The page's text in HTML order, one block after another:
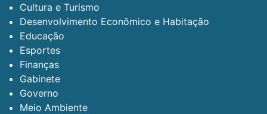
Cultura e Turismo
Desenvolvimento Econômico e Habitação
Educação
Esportes
Finanças
Gabinete
Governo
Meio Ambiente